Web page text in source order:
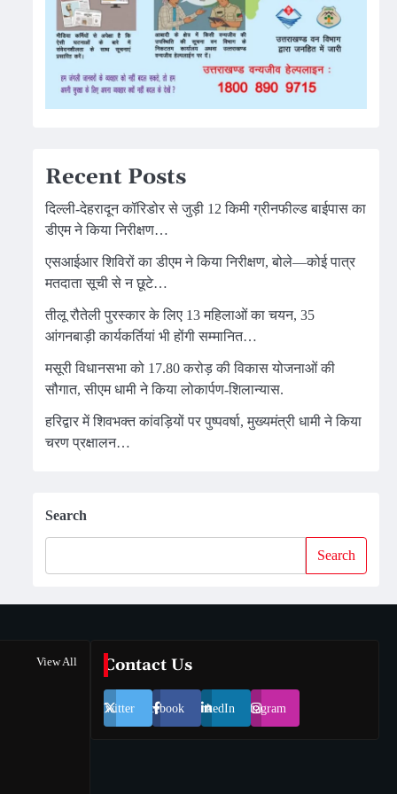
Recent Posts
दिल्ली-देहरादून कॉरिडोर से जुड़ी 12 किमी ग्रीनफील्ड बाईपास का
डीएम ने किया निरीक्षण…
एसआईआर शिविरों का डीएम ने किया निरीक्षण, बोले—कोई पात्र
मतदाता सूची से न छूटे…
तीलू रौतेली पुरस्कार के लिए 13 महिलाओं का चयन, 35
आंगनबाड़ी कार्यकर्तियां भी होंगी सम्मानित…
मसूरी विधानसभा को 17.80 करोड़ की विकास योजनाओं की
सौगात, सीएम धामी ने किया लोकार्पण-शिलान्यास.
हरिद्वार में शिवभक्त कांवड़ियों पर पुष्पवर्षा, मुख्यमंत्री धामी ने किया
चरण प्रक्षालन…
Search
Search
View All Contact Us
Twitter Facebook LinkedIn Instagram